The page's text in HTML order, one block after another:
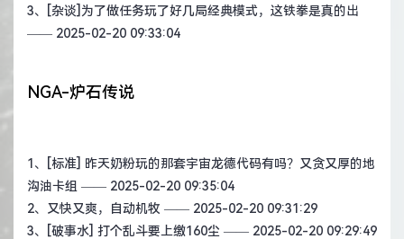
3、
[杂谈]为了做任务玩了好几局经典模式，这铁拳是真的出
—— 2025-02-20 09:33:04
NGA-炉石传说
1、
[标准] 昨天奶粉玩的那套宇宙龙德代码有吗？又贪又厚的地
沟油卡组 —— 2025-02-20 09:35:04
2、 又快又爽，自动机牧 —— 2025-02-20 09:31:29
3、
[破事水] 打个乱斗要上缴160尘 —— 2025-02-20 09:29:49